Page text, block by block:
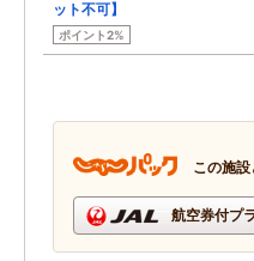
ット不可】
ポイント2%
この施
航空券付プ